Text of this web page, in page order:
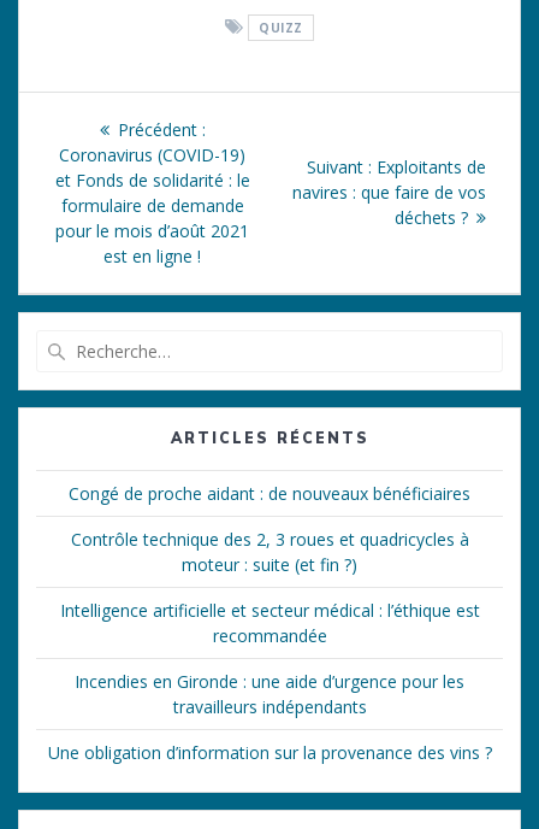
QUIZZ
Navigation
de
l’article
Précédent :Article
précédent
:
Coronavirus (COVID-19)
et Fonds de solidarité : le
formulaire de demande
pour le mois d’août 2021
est en ligne !
Suivant : Article
suivant
Exploitants de
navires : que faire de vos
déchets ?
:
ARTICLES RÉCENTS
Congé de proche aidant : de nouveaux bénéficiaires
Contrôle technique des 2, 3 roues et quadricycles à
moteur : suite (et fin ?)
Intelligence artificielle et secteur médical : l’éthique est
recommandée
Incendies en Gironde : une aide d’urgence pour les
travailleurs indépendants
Une obligation d’information sur la provenance des vins ?